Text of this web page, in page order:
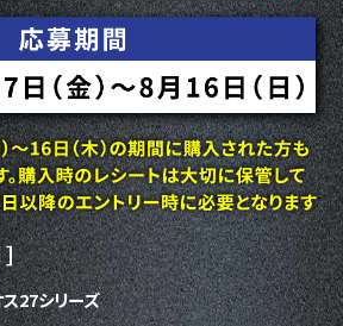
27シリーズ